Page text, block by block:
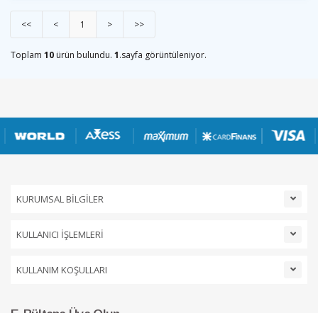
<< < 1 > >>
Toplam 10 ürün bulundu. 1.sayfa görüntüleniyor.
KURUMSAL BİLGİLER
KULLANICI İŞLEMLERİ
KULLANIM KOŞULLARI